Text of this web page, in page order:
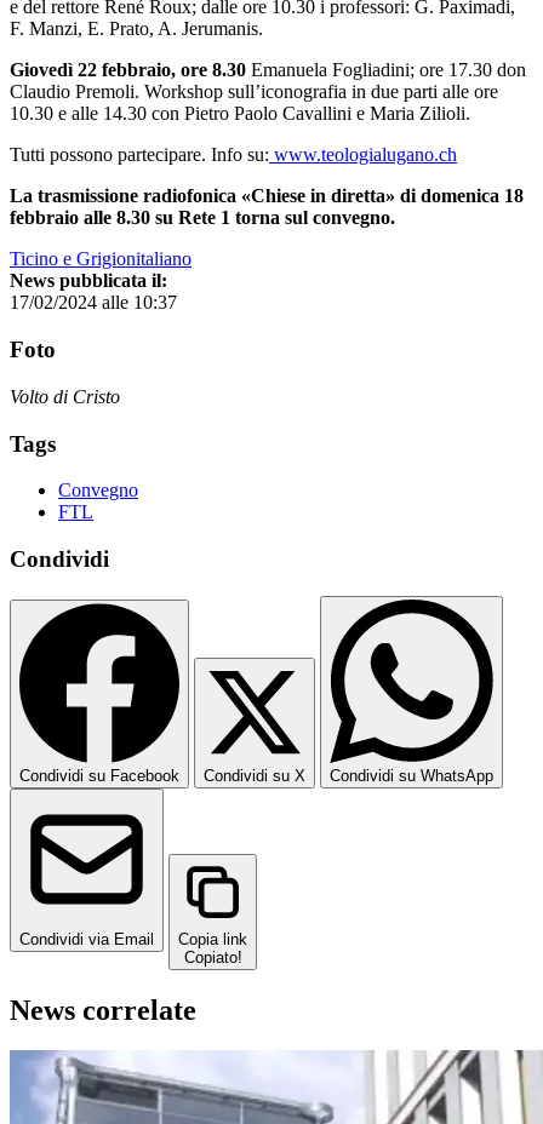
e del rettore René Roux; dalle ore 10.30 i professori: G. Paximadi,
F. Manzi, E. Prato, A. Jerumanis.
Giovedì 22 febbraio, ore 8.30 Emanuela Fogliadini; ore 17.30 don
Claudio Premoli. Workshop sull’iconografia in due parti alle ore
10.30 e alle 14.30 con Pietro Paolo Cavallini e Maria Zilioli.
Tutti possono partecipare. Info su: www.teologialugano.ch
La trasmissione radiofonica «Chiese in diretta» di domenica 18
febbraio alle 8.30 su Rete 1 torna sul convegno.
Ticino e Grigionitaliano
News pubblicata il:
17/02/2024 alle 10:37
Foto
Volto di Cristo
Tags
Convegno
FTL
Condividi
Condividi su Facebook Condividi su X Condividi su WhatsApp
Condividi via Email
Copia link
Copiato!
News correlate